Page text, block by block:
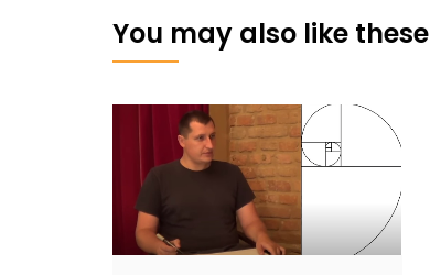
You may also like these